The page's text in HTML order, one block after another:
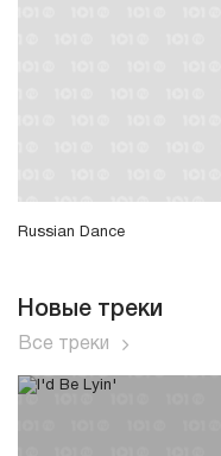
Russian Dance
Новые треки
Все треки